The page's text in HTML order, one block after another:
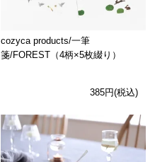
cozyca products/一筆
箋/FOREST（4柄×5枚綴り）
385円(税込)